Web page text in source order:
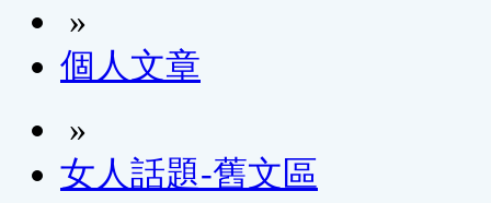
»
個人文章
»
女人話題-舊文區